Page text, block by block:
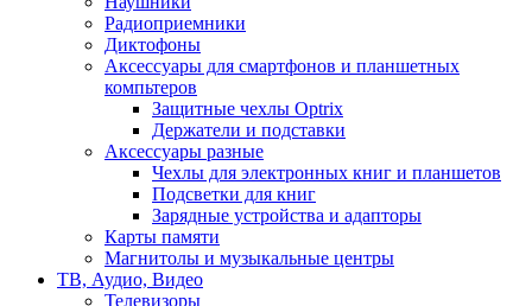
Радиоприемники
Диктофоны
Аксессуары для смартфонов и планшетных
компьтеров
Защитные чехлы Optrix
Держатели и подставки
Аксессуары разные
Чехлы для электронных книг и планшетов
Подсветки для книг
Зарядные устройства и адапторы
Карты памяти
Магнитолы и музыкальные центры
ТВ, Аудио, Видео
Телевизоры